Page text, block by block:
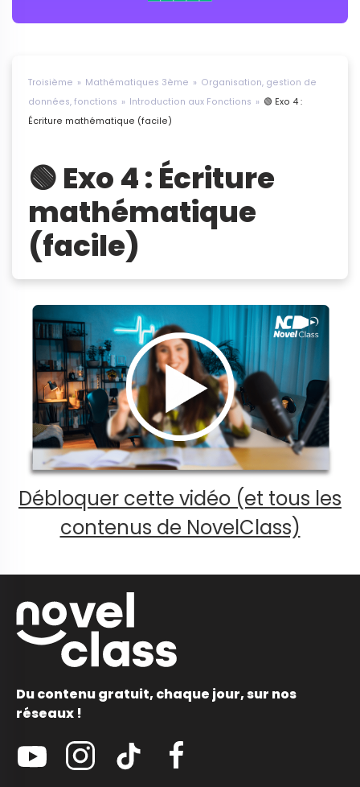
Troisième Mathématiques 3ème
Organisation, gestion de
données, fonctions
Introduction aux Fonctions
🟢 Exo 4 :
Écriture mathématique (facile)
🟢 Exo 4 : Écriture
mathématique
(facile)
Débloquer cette vidéo (et tous les
contenus de NovelClass)
Du contenu gratuit, chaque jour, sur nos
réseaux !